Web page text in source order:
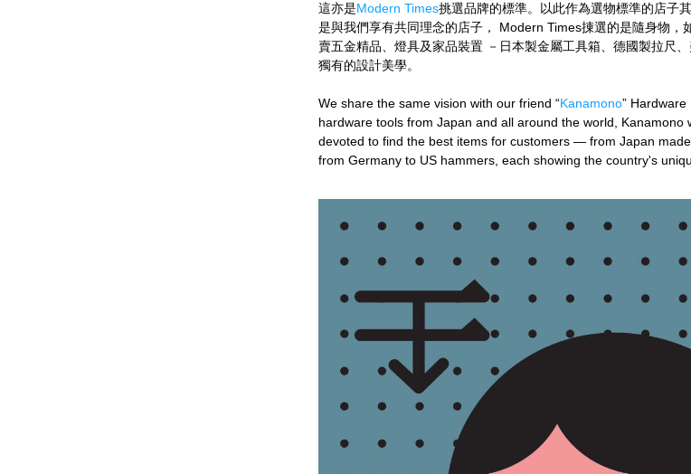
這亦是Modern Times挑選品牌的標準。以此作為選物標準的店子
是與我們享有共同理念的店子， Modern Times㨂選的是隨身物，
賣五金精品、燈具及家品裝置 －日本製金屬工具箱、德國製拉尺
獨有的設計美學。
We share the same vision with our friend “Kanamono”
hardware tools from Japan and all around the world, Kanamono
devoted to find the best items for customers — from Japan
from Germany to US hammers, each showing the country's